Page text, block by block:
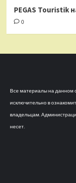
PEGAS Touristik
0
Все материалы на данном
исключительно в
владельцам.
несет.